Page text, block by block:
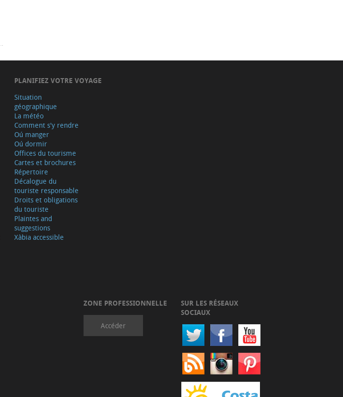
PLANIFIEZ VOTRE VOYAGE
Situation
géographique
La météo
Comment s'y rendre
Oú manger
Oú dormir
Offices du tourisme
Cartes et brochures
Répertoire
Décalogue du
touriste responsable
Droits et obligations
du touriste
Plaintes and
suggestions
Xàbia accessible
ZONE PROFESSIONNELLE
Accéder
SUR LES RÉSEAUX
SOCIAUX